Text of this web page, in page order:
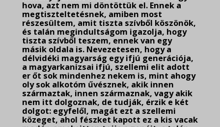
hova, azt nem mi döntöttük el. Ennek a
megtiszteltetésnek, amiben most
részesültem, amit tiszta szívből köszönök,
és talán megindultságom igazolja, hogy
tiszta szívből teszem, ennek van egy
másik oldala is. Nevezetesen, hogy a
délvidéki magyarság egy ifjú generációja,
a magyarkanizsai ifjú, szellemi elit adott
er őt sok mindenhez nekem is, mint ahogy
oly sok alkotóm űvésznek, akik innen
származtak, innen származnak, vagy akik
nem itt dolgoznak, de tudják, érzik e két
dolgot: egyfelől, magát ezt a szellemi
közeget, ahol fészket kapott ez a kis vacak